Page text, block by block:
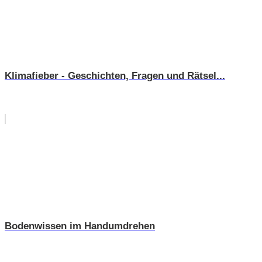
Klimafieber - Geschichten, Fragen und Rätsel...
Bodenwissen im Handumdrehen